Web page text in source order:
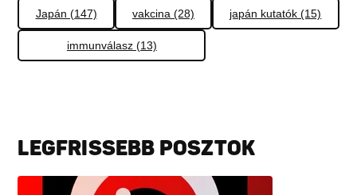
Japán (147) vakcina (28) japán kutatók (15)
immunválasz (13)
LEGFRISSEBB POSZTOK